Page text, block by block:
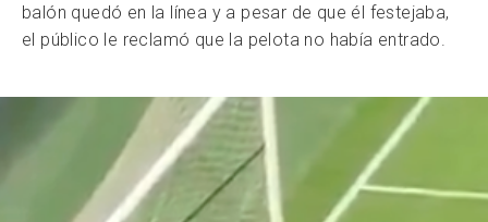
balón quedó en la línea y a pesar de que él festejaba,
el público le reclamó que la pelota no había entrado.